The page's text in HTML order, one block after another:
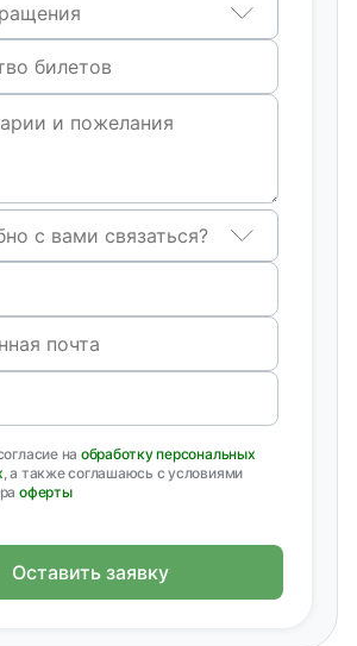
с вами связаться?
на обработку персональных
, а также соглашаюсь с условиями
оферты
Оставить заявку